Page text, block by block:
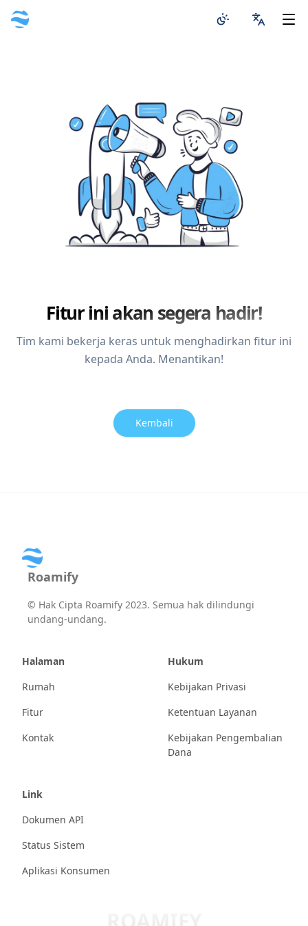
Fitur ini akan segera hadir!
Tim kami bekerja keras untuk menghadirkan fitur ini
kepada Anda. Menantikan!
Kembali
Roamify
© Hak Cipta Roamify 2023. Semua hak dilindungi
undang-undang.
Halaman
Rumah
Fitur
Kontak
Hukum
Kebijakan Privasi
Ketentuan Layanan
Kebijakan Pengembalian
Dana
Link
Dokumen API
Status Sistem
Aplikasi Konsumen